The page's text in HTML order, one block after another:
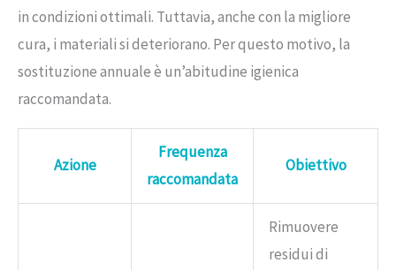
in condizioni ottimali. Tuttavia, anche con la migliore
cura, i materiali si deteriorano. Per questo motivo, la
sostituzione annuale è un’abitudine igienica
raccomandata.
Azione
Frequenza
raccomandata
Obiettivo
Rimuovere
residui di